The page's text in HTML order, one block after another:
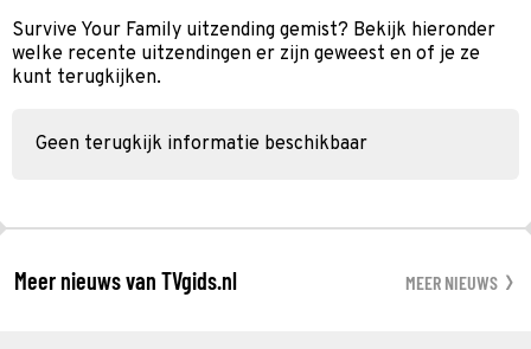
Survive Your Family uitzending gemist? Bekijk hieronder
welke recente uitzendingen er zijn geweest en of je ze
kunt terugkijken.
Geen terugkijk informatie beschikbaar
Meer nieuws van TVgids.nl MEER NIEUWS